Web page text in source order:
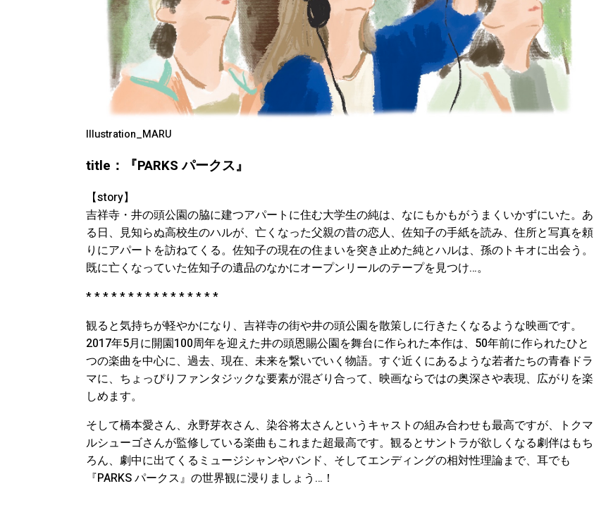
Illustration_MARU
title：『PARKS パークス』
【story】
吉祥寺・井の頭公園の脇に建つアパートに住む大学生の純は、なにもかもがうまくいかずにいた。あ
る日、見知らぬ高校生のハルが、亡くなった父親の昔の恋人、佐知子の手紙を読み、住所と写真を頼
りにアパートを訪ねてくる。佐知子の現在の住まいを突き止めた純とハルは、孫のトキオに出会う。
既に亡くなっていた佐知子の遺品のなかにオープンリールのテープを見つけ…。
* * * * * * * * * * * * * * * *
観ると気持ちが軽やかになり、吉祥寺の街や井の頭公園を散策しに行きたくなるような映画です。
2017年5月に開園100周年を迎えた井の頭恩賜公園を舞台に作られた本作は、50年前に作られたひと
つの楽曲を中心に、過去、現在、未来を繋いでいく物語。すぐ近くにあるような若者たちの青春ドラ
マに、ちょっぴりファンタジックな要素が混ざり合って、映画ならではの奥深さや表現、広がりを楽
しめます。
そして橋本愛さん、永野芽衣さん、染谷将太さんというキャストの組み合わせも最高ですが、トクマ
ルシューゴさんが監修している楽曲もこれまた超最高です。観るとサントラが欲しくなる劇伴はもち
ろん、劇中に出てくるミュージシャンやバンド、そしてエンディングの相対性理論まで、耳でも
『PARKS パークス』の世界観に浸りましょう…！